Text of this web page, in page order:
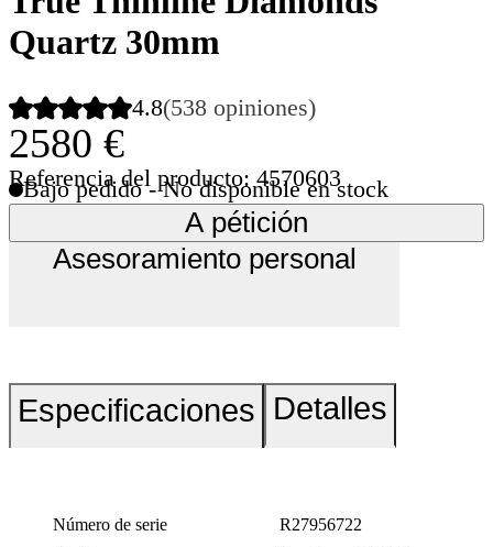
Quartz 30mm
4.8(538 opiniones)
2580 €
Referencia del producto: 4570603
Bajo pedido - No disponible en stock
A pétición
Asesoramiento personal
Especificaciones Detalles
Número de serie
R27956722